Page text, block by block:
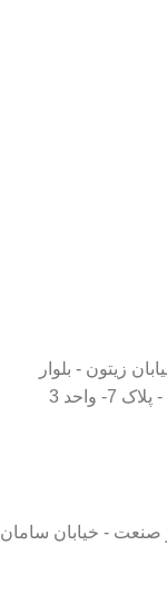
زیتون - بلوار
3
صنعت - خیابان سامان